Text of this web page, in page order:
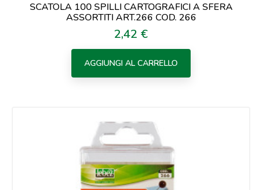
SCATOLA 100 SPILLI CARTOGRAFICI A SFERA
ASSORTITI ART.266 COD. 266
Prezzo
2,42 €
AGGIUNGI AL CARRELLO